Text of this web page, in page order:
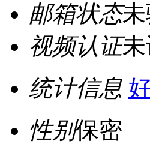
邮箱状态
视频认证
统计信息
性别保密